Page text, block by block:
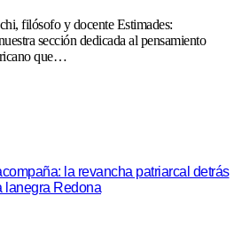
filósofo y docente Estimades:
sección dedicada al pensamiento
que…
la revancha patriarcal detrás
lanegra Redona